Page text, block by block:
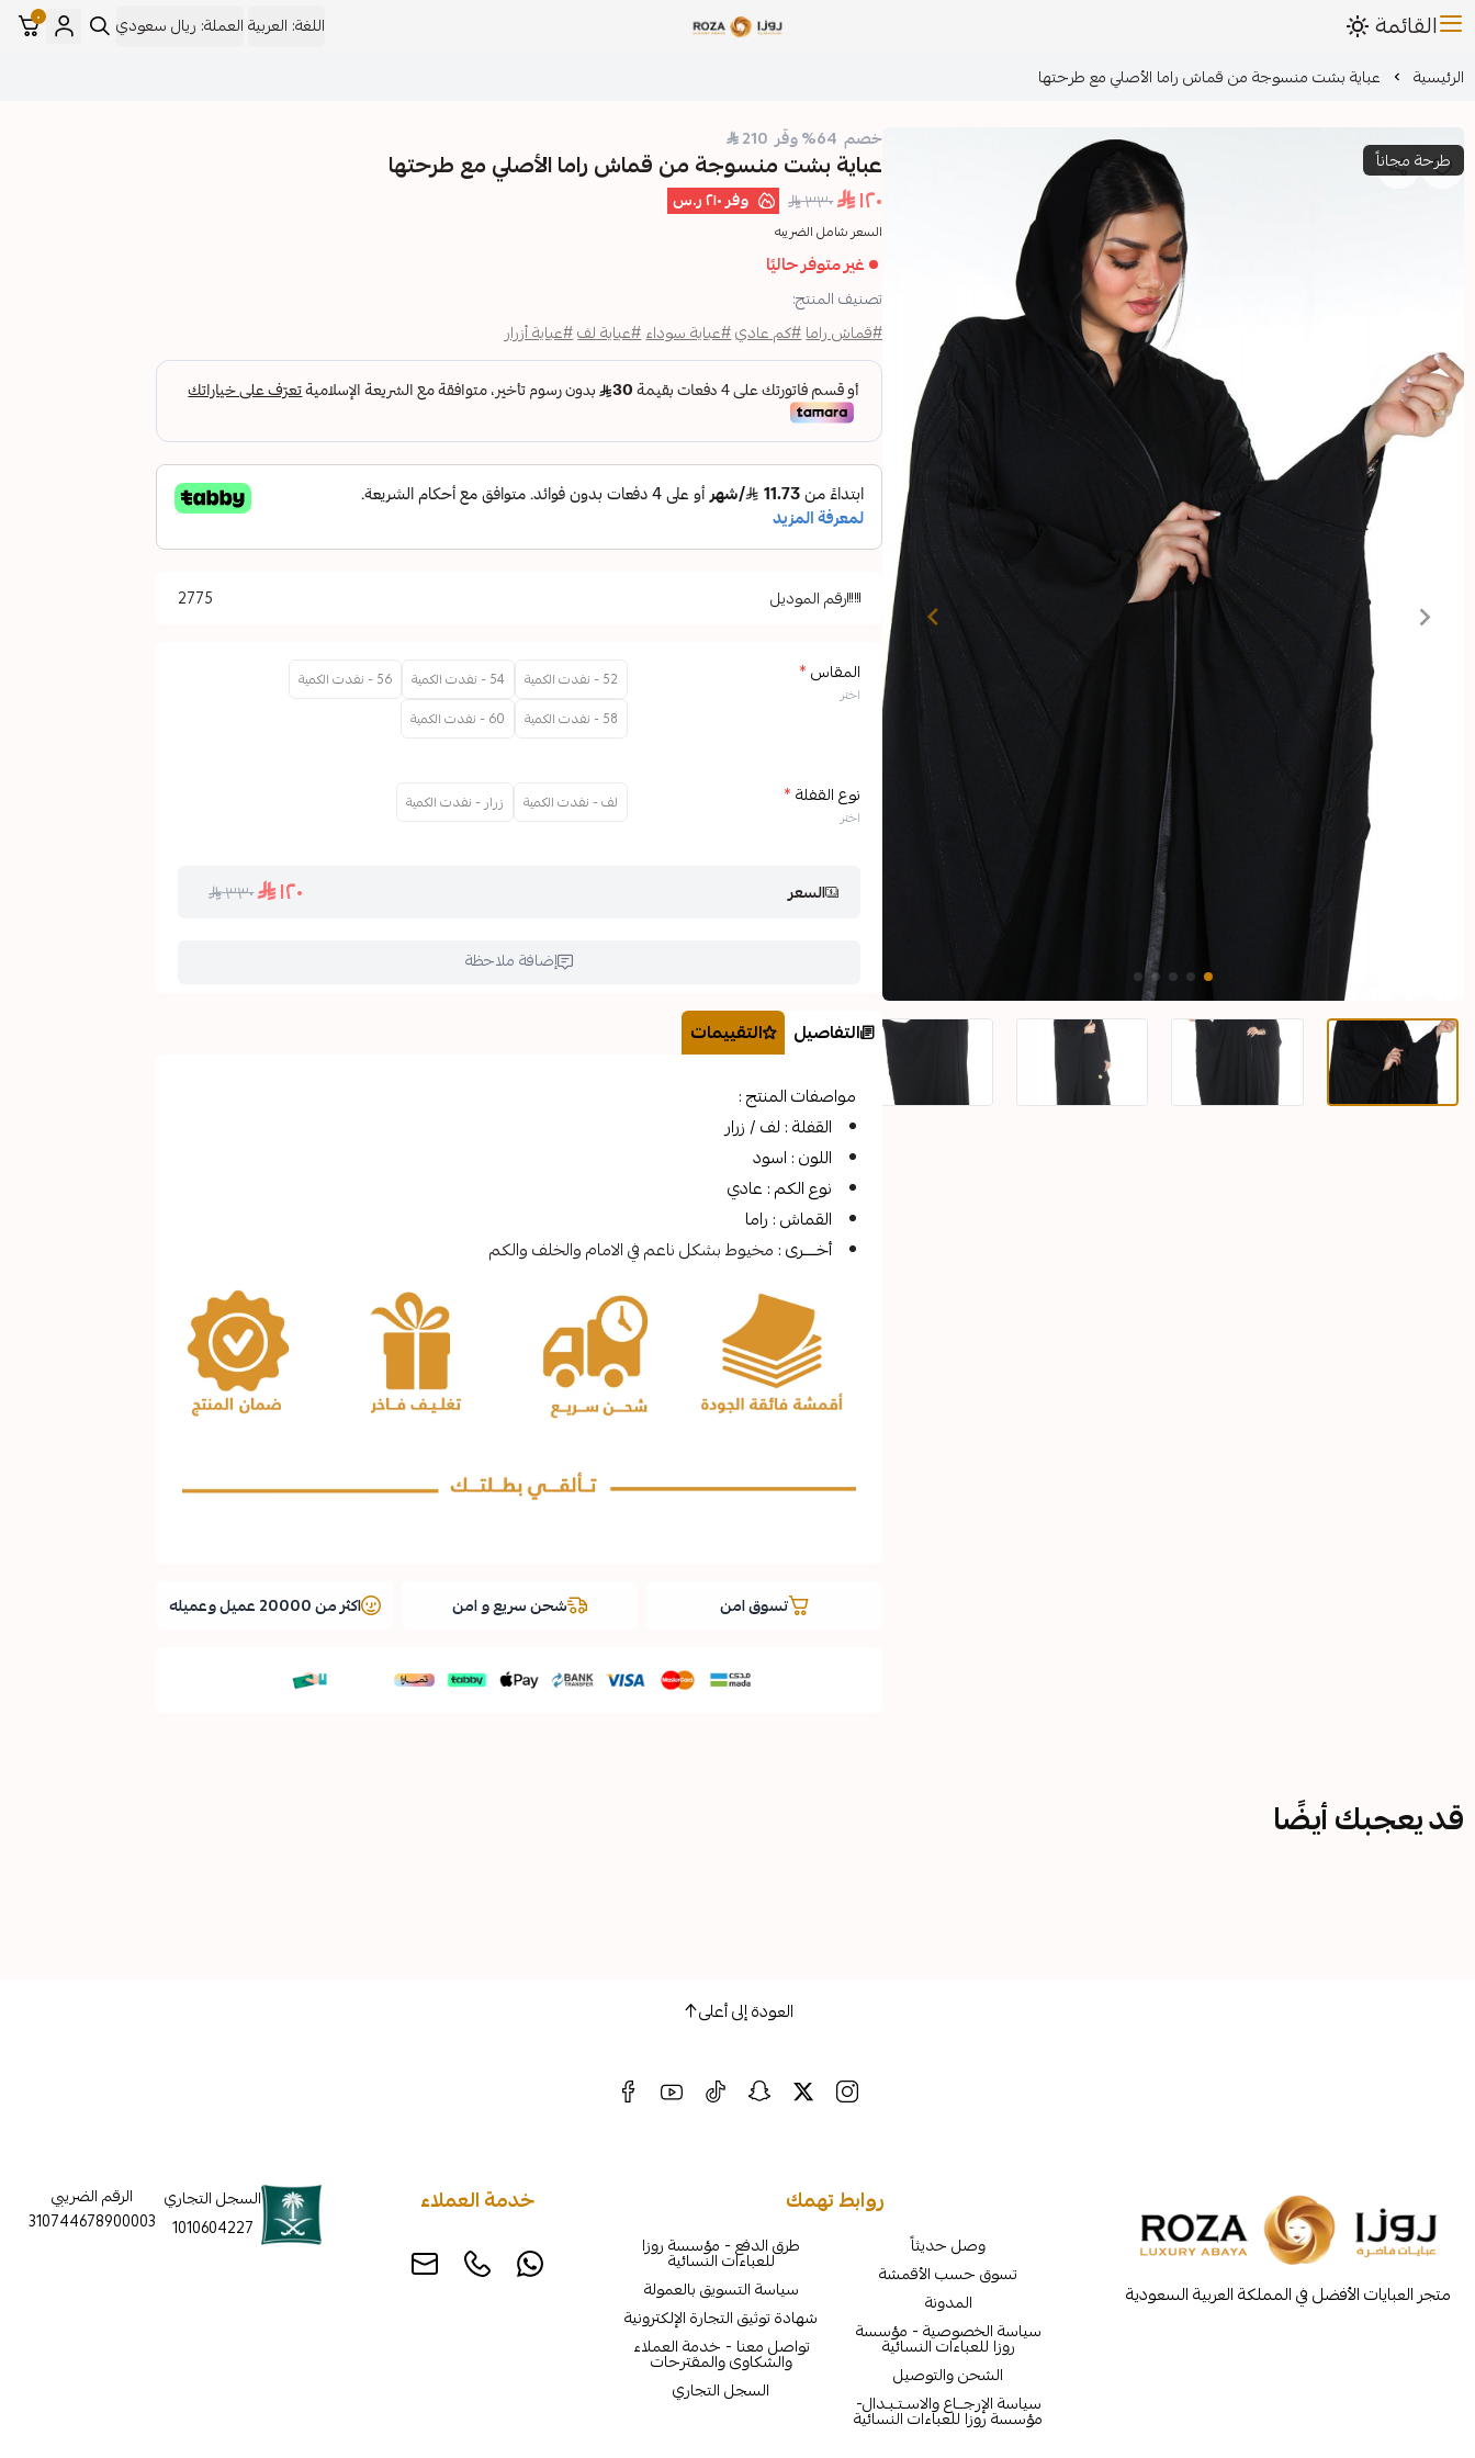
القائمة مؤسسة روزا للعباءات النسائية اللغة: العربيةالعملة: ريال سعودي ٠
الرئيسية عباية بشت منسوجة من قماش راما الأصلي مع طرحتها
طرحة مجاناً
خصم 64% وفّر 210
عباية بشت منسوجة من قماش راما الأصلي مع طرحتها
١٢٠
٣٣٠ وفر٢١٠ ر.س
السعر شامل الضريبه
غير متوفر حاليًا
تصنيف المنتج:
#قماش راما#كم عادي#عباية سوداء#عباية لف#عباية أزرار
رقم الموديل 2775
المقاس*
اختر
52 - نفدت الكمية 54 - نفدت الكمية
56 - نفدت الكمية
58 - نفدت الكمية
60 - نفدت الكمية
نوع القفلة*
اختر
لف - نفدت الكمية زرار - نفدت الكمية
السعر ١٢٠ ٣٣٠
إضافة ملاحظة
التفاصيل التقييمات
مواصفات المنتج :
القفلة : لف / زرار
اللون : اسود
نوع الكم : عادي
القماش : راما
أخــــرى : مخيوط بشكل ناعم في الامام والخلف والكم
تسوق امن شحن سريع و امن اكثر من 20000 عميل وعميله
قد يعجبك أيضًا
العودة إلى أعلى
متجر العبايات الأفضل في المملكة العربية السعودية
روابط تهمك
وصل حديثاً
تسوق حسب الأقمشة
المدونة
سياسة الخصوصية - مؤسسة
روزا للعباءات النسائية
الشحن والتوصيل
سياسة الإرجــاع والاسـتـبـدال-
مؤسسة روزا للعباءات النسائية
طرق الدفع - مؤسسة روزا
للعباءات النسائية
سياسة التسويق بالعمولة
شهادة توثيق التجارة الإلكترونية
تواصل معنا - خدمة العملاء
والشكاوى والمقترحات
السجل التجاري
خدمة العملاء
السجل التجاري
1010604227
الرقم الضريبي
310744678900003